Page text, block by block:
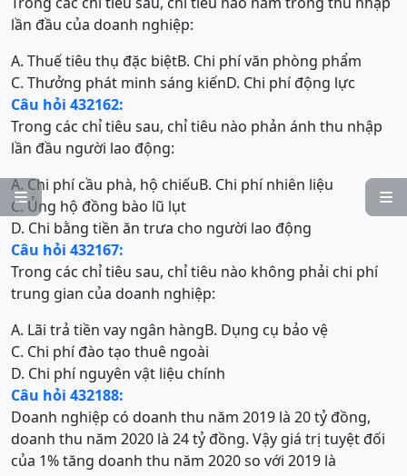


lần đầu của doanh nghiệp:
A. Thuế tiêu thụ đặc biệtB. Chi phí văn phòng phẩm
C. Thưởng phát minh sáng kiếnD. Chi phí động lực
Câu hỏi 432162:
Trong các chỉ tiêu sau, chỉ tiêu nào phản ánh thu nhập
lần đầu người lao động:
A. Chi phí cầu phà, hộ chiếuB. Chi phí nhiên liệu
C. Ủng hộ đồng bào lũ lụt
D. Chi bằng tiền ăn trưa cho người lao động
Câu hỏi 432167:
Trong các chỉ tiêu sau, chỉ tiêu nào không phải chi phí
trung gian của doanh nghiệp:
A. Lãi trả tiền vay ngân hàngB. Dụng cụ bảo vệ
C. Chi phí đào tạo thuê ngoài
D. Chi phí nguyên vật liệu chính
Câu hỏi 432188:
Doanh nghiệp có doanh thu năm 2019 là 20 tỷ đồng,
doanh thu năm 2020 là 24 tỷ đồng. Vậy giá trị tuyệt đối
của 1% tăng doanh thu năm 2020 so với 2019 là